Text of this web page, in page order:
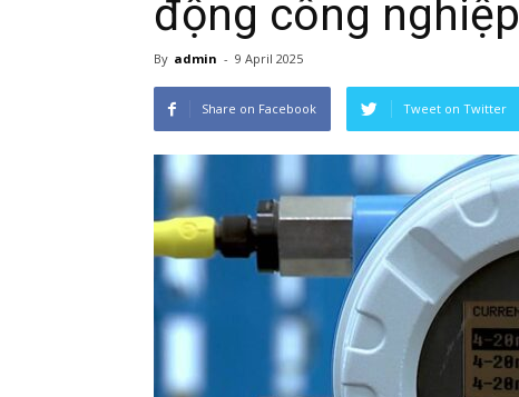
động công
By admin - 9 April 2025
Share on Facebook Tweet on Twitter